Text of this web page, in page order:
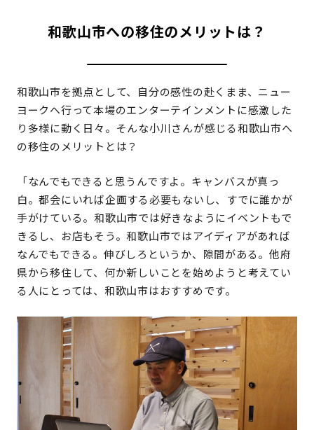
和歌山市への移住のメリットは？
和歌山市を拠点として、自分の感性の赴くまま、ニュー
ヨークへ行って本場のエンターテインメントに感激した
り多様に動く日々。そんな小川さんが感じる和歌山市へ
の移住のメリットとは？
「なんでもできると思うんですよ。キャンバスが真っ
白。都会にいれば企画する必要もないし、すでに誰かが
手がけている。和歌山市では好きなようにイベントもで
きるし、お店もそう。和歌山市ではアイディアがあれば
なんでもできる。伸びしろというか、隙間がある。他府
県から移住して、何か新しいことを始めようと考えてい
る人にとっては、和歌山市はおすすめです。